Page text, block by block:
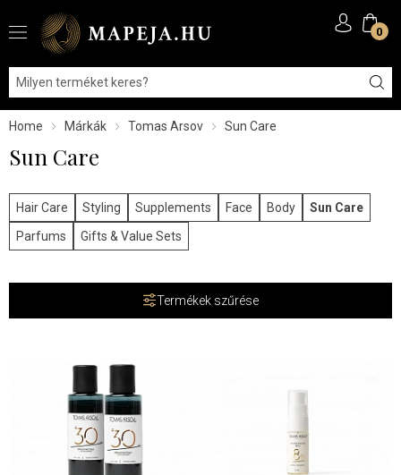
0
Home Márkák Tomas Arsov Sun Care
Sun Care
Hair Care Styling Supplements Face Body
Sun Care
Parfums
Gifts & Value Sets
Termékek szűrése